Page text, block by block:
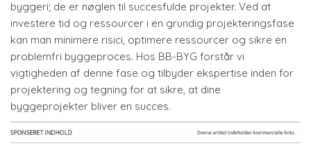
byggeri; de er nøglen til succesfulde projekter. Ved at
investere tid og ressourcer i en grundig projekteringsfase
kan man minimere risici, optimere ressourcer og sikre en
problemfri byggeproces. Hos BB-BYG forstår vi
vigtigheden af denne fase og tilbyder ekspertise inden for
projektering og tegning for at sikre, at dine
byggeprojekter bliver en succes.